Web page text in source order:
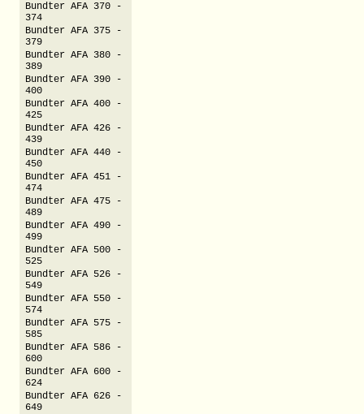
Bundter AFA 370 -
374
Bundter AFA 375 -
379
Bundter AFA 380 -
389
Bundter AFA 390 -
400
Bundter AFA 400 -
425
Bundter AFA 426 -
439
Bundter AFA 440 -
450
Bundter AFA 451 -
474
Bundter AFA 475 -
489
Bundter AFA 490 -
499
Bundter AFA 500 -
525
Bundter AFA 526 -
549
Bundter AFA 550 -
574
Bundter AFA 575 -
585
Bundter AFA 586 -
600
Bundter AFA 600 -
624
Bundter AFA 626 -
649